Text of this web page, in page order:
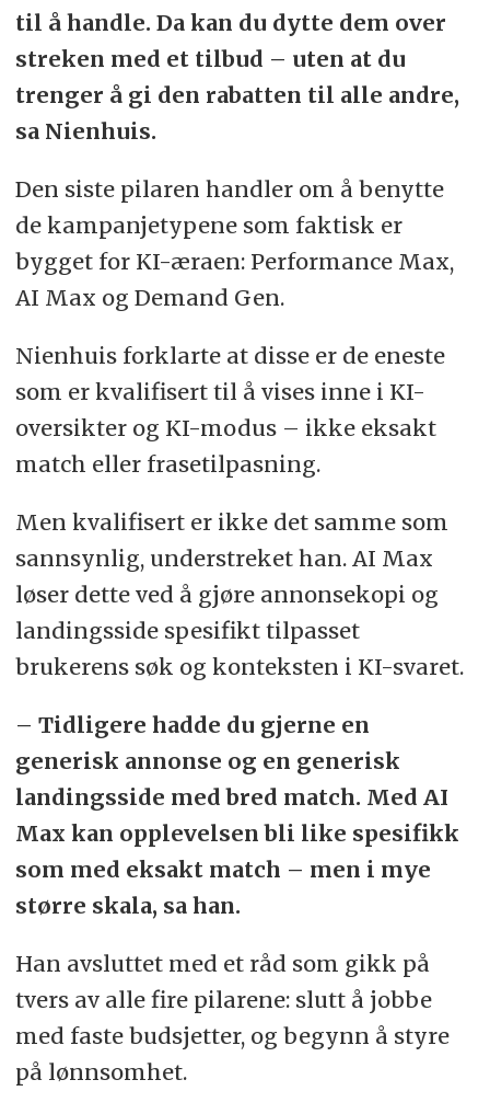
til å handle. Da kan du dytte dem over
streken med et tilbud – uten at du
trenger å gi den rabatten til alle andre,
sa Nienhuis.
Den siste pilaren handler om å benytte
de kampanjetypene som faktisk er
bygget for KI-æraen: Performance Max,
AI Max og Demand Gen.
Nienhuis forklarte at disse er de eneste
som er kvalifisert til å vises inne i KI-
oversikter og KI-modus – ikke eksakt
match eller frasetilpasning.
Men kvalifisert er ikke det samme som
sannsynlig, understreket han. AI Max
løser dette ved å gjøre annonsekopi og
landingsside spesifikt tilpasset
brukerens søk og konteksten i KI-svaret.
– Tidligere hadde du gjerne en
generisk annonse og en generisk
landingsside med bred match. Med AI
Max kan opplevelsen bli like spesifikk
som med eksakt match – men i mye
større skala, sa han.
Han avsluttet med et råd som gikk på
tvers av alle fire pilarene: slutt å jobbe
med faste budsjetter, og begynn å styre
på lønnsomhet.